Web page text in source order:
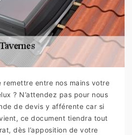
remettre entre nos mains votre
? N’attendez pas pour nous
de devis y afférente car si
ce document tiendra tout
dès l’apposition de votre